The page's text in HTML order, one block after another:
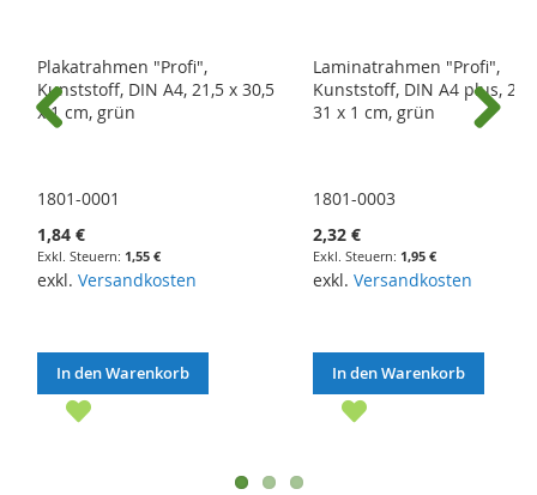
Plakatrahmen "Profi",
Kunststoff, DIN A4, 21,5 x 30,5
x 1 cm, grün
1801-0001
1,84 €
1,55 €
exkl. Versandkosten
In den Warenkorb
Laminatrahmen "Profi",
Kunststoff, DIN A4 plus, 22
31 x 1 cm, grün
1801-0003
2,32 €
1,95 €
exkl. Versandkosten
In den Warenkorb